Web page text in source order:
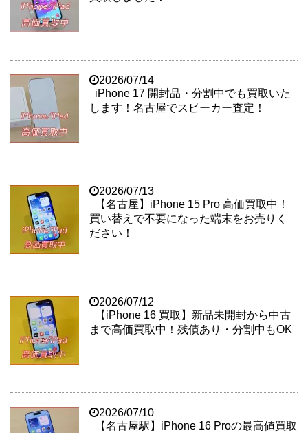
2026/07/14
iPhone 17 開封品・分割中でも買取いた
します！名古屋でスピーカー査定！
2026/07/13
【名古屋】iPhone 15 Pro 高価買取中！
買い替えで不要になった端末をお売りく
ださい！
2026/07/12
【iPhone 16 買取】新品未開封から中古
まで高価買取中！残債あり・分割中もOK
2026/07/10
【名古屋駅】iPhone 16 Proの最高値買取